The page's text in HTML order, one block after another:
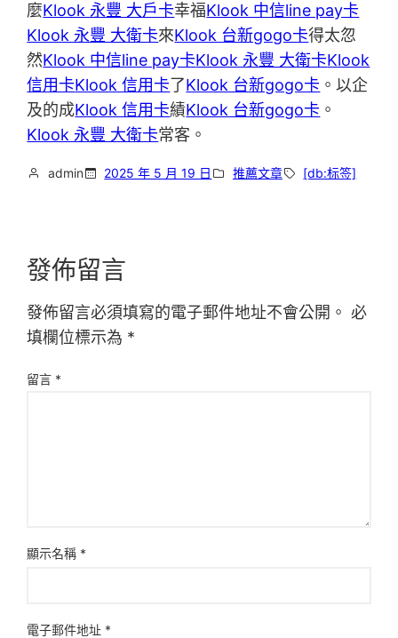
麼Klook 永豐 大戶卡幸福Klook 中信line pay卡
Klook 永豐 大衛卡來Klook 台新gogo卡得太忽
然Klook 中信line pay卡Klook 永豐 大衛卡Klook
信用卡Klook 信用卡了Klook 台新gogo卡 。以企
及的成Klook 信用卡績Klook 台新gogo卡 。
Klook 永豐 大衛卡常客。
admin 2025 年 5 月 19 日 推薦文章 [db:标签]
發佈留言
發佈留言必須填寫的電子郵件地址不會公開。 必
填欄位標示為 *
留言 *
顯示名稱 *
電子郵件地址 *